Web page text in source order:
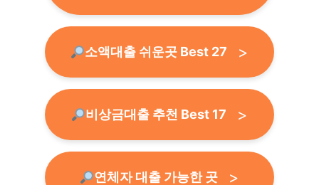
소액대출 쉬운곳 Best 27
비상금대출 추천 Best 17
연체자 대출 가능한 곳